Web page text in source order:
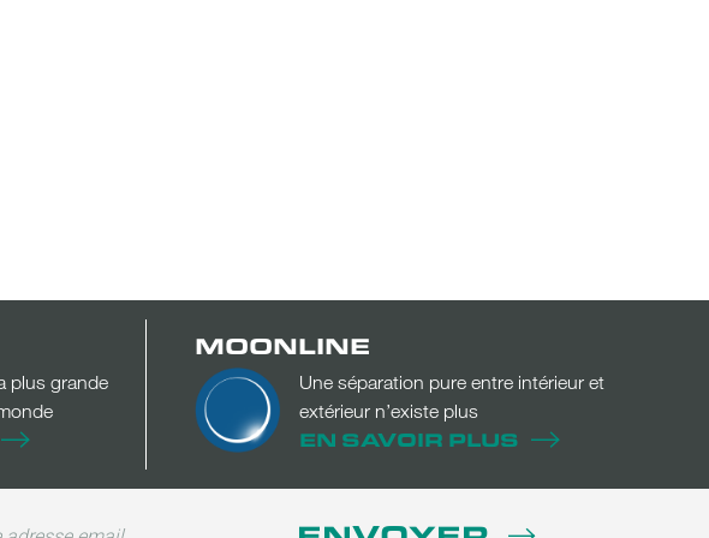
plus grande
MOONLINE
Une séparation pure entre intérieur et
extérieur n’existe plus
EN SAVOIR PLUS